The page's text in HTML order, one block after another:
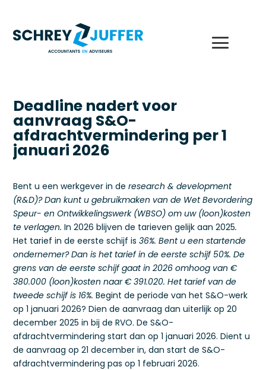
Deadline nadert voor
aanvraag S&O-
afdrachtvermindering per 1
januari 2026
Bent u een werkgever in deresearch & development
(R&D)? Dan kunt u gebruikmaken van de Wet Bevordering
Speur- en Ontwikkelingswerk (WBSO) om uw (loon)kosten
te verlagen.In 2026 blijven de tarieven gelijk aan 2025.
Het tarief in de eerste schijf is 36%. Bent u een startende
ondernemer? Dan is het tarief in de eerste schijf 50%. De
grens van de eerste schijf gaat in 2026 omhoog van €
380.000 (loon)kosten naar € 391.020. Het tarief van de
tweede schijf is 16%.Begint de periode van het S&O-werk
op 1 januari 2026? Dien de aanvraag dan uiterlijk op 20
december 2025 in bij de RVO. De S&O-
afdrachtvermindering start dan op 1 januari 2026. Dient u
de aanvraag op 21 december in, dan start de S&O-
afdrachtvermindering pas op 1 februari 2026.